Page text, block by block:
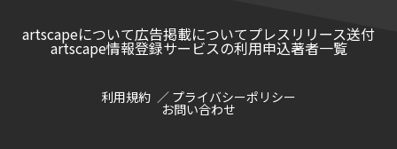
artscapeについて広告掲載についてプレスリリース送付
artscape情報登録サービスの利用申込著者一覧
利用規約 プライバシーポリシー
お問い合わせ